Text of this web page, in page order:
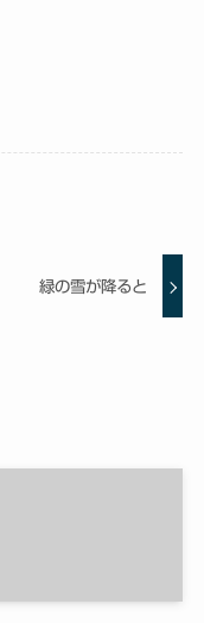
緑の雪が降ると